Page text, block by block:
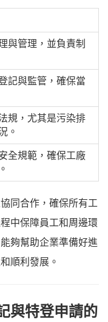
與管理，並負責制
記與監管，確保當
規，尤其是污染排
。
全規範，確保工廠
同合作，確保所有工
中保障員工和周邊環
夠幫助企業準備好進
順利發展。
與特登申請的